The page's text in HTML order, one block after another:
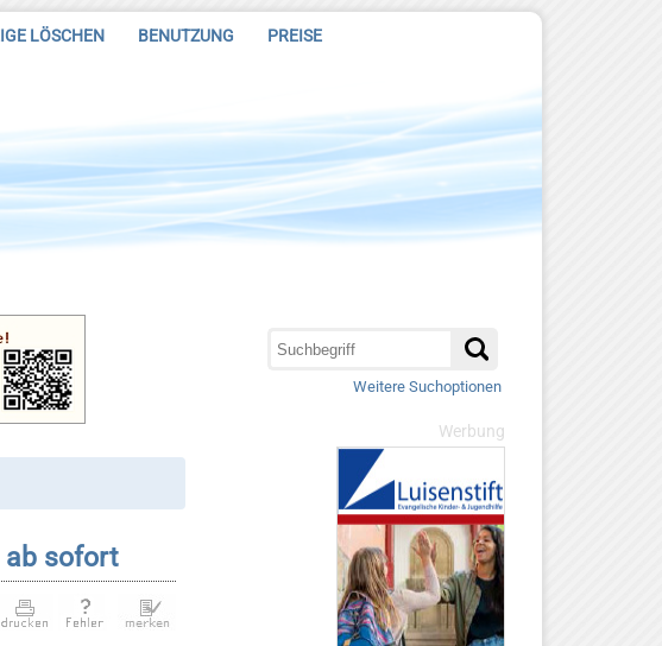
LÖSCHEN BENUTZUNG PREISE
ab sofort
Weitere Suchoptionen
Werbung